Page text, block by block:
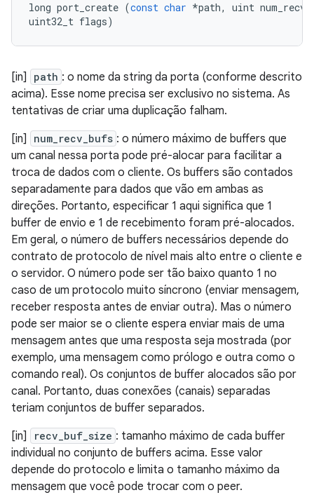
long port_create (const char *path, uint
uint32_t flags)
[in] path : o nome da string da porta (conforme descrito
acima). Esse nome precisa ser exclusivo no sistema. As
tentativas de criar uma duplicação falham.
[in]
num_recv_bufs : o número máximo de buffers que
um canal nessa porta pode pré-alocar para facilitar a
troca de dados com o cliente. Os buffers são contados
separadamente para dados que vão em ambas as
direções. Portanto, especificar 1 aqui significa que 1
buffer de envio e 1 de recebimento foram pré-alocados.
Em geral, o número de buffers necessários depende do
contrato de protocolo de nível mais alto entre o cliente e
o servidor. O número pode ser tão baixo quanto 1 no
caso de um protocolo muito síncrono (enviar mensagem,
receber resposta antes de enviar outra). Mas o número
pode ser maior se o cliente espera enviar mais de uma
mensagem antes que uma resposta seja mostrada (por
exemplo, uma mensagem como prólogo e outra como o
comando real). Os conjuntos de buffer alocados são por
canal. Portanto, duas conexões (canais) separadas
teriam conjuntos de buffer separados.
[in]
recv_buf_size : tamanho máximo de cada buffer
individual no conjunto de buffers acima. Esse valor
depende do protocolo e limita o tamanho máximo da
mensagem que você pode trocar com o peer.